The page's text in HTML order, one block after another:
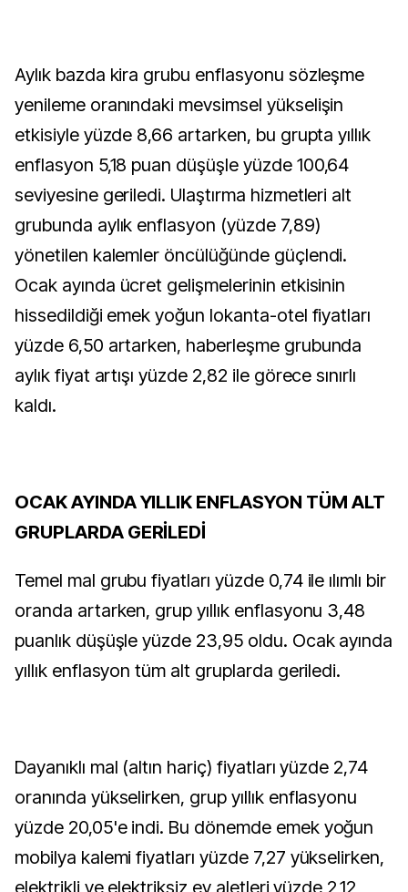
Aylık bazda kira grubu enflasyonu sözleşme
yenileme oranındaki mevsimsel yükselişin
etkisiyle yüzde 8,66 artarken, bu grupta yıllık
enflasyon 5,18 puan düşüşle yüzde 100,64
seviyesine geriledi. Ulaştırma hizmetleri alt
grubunda aylık enflasyon (yüzde 7,89)
yönetilen kalemler öncülüğünde güçlendi.
Ocak ayında ücret gelişmelerinin etkisinin
hissedildiği emek yoğun lokanta-otel fiyatları
yüzde 6,50 artarken, haberleşme grubunda
aylık fiyat artışı yüzde 2,82 ile görece sınırlı
kaldı.
OCAK AYINDA YILLIK ENFLASYON TÜM ALT
GRUPLARDA GERİLEDİ
Temel mal grubu fiyatları yüzde 0,74 ile ılımlı bir
oranda artarken, grup yıllık enflasyonu 3,48
puanlık düşüşle yüzde 23,95 oldu. Ocak ayında
yıllık enflasyon tüm alt gruplarda geriledi.
Dayanıklı mal (altın hariç) fiyatları yüzde 2,74
oranında yükselirken, grup yıllık enflasyonu
yüzde 20,05'e indi. Bu dönemde emek yoğun
mobilya kalemi fiyatları yüzde 7,27 yükselirken,
elektrikli ve elektriksiz ev aletleri yüzde 2,12,